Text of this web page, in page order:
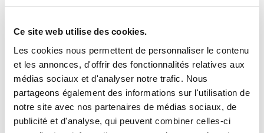
Ce site web utilise des cookies.
Les cookies nous permettent de personnaliser le contenu
et les annonces, d'offrir des fonctionnalités relatives aux
médias sociaux et d'analyser notre trafic. Nous
partageons également des informations sur l'utilisation de
notre site avec nos partenaires de médias sociaux, de
publicité et d'analyse, qui peuvent combiner celles-ci
Modèle de provenance
Caractéristiques techniques
En stock 31,00 € TTC
AJOUTER AU PANIER